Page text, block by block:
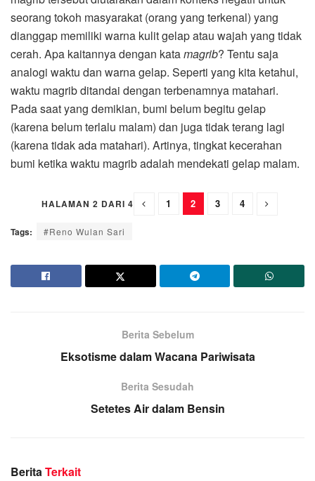
seorang tokoh masyarakat (orang yang terkenal) yang
dianggap memiliki warna kulit gelap atau wajah yang tidak
cerah. Apa kaitannya dengan katamagrib? Tentu saja
analogi waktu dan warna gelap. Seperti yang kita ketahui,
waktu magrib ditandai dengan terbenamnya matahari.
Pada saat yang demikian, bumi belum begitu gelap
(karena belum terlalu malam) dan juga tidak terang lagi
(karena tidak ada matahari). Artinya, tingkat kecerahan
bumi ketika waktu magrib adalah mendekati gelap malam.
HALAMAN 2 DARI 4 1 2 3 4
Tags: #Reno Wulan Sari
Berita Sebelum
Eksotisme dalam Wacana Pariwisata
Berita Sesudah
Setetes Air dalam Bensin
BeritaTerkait